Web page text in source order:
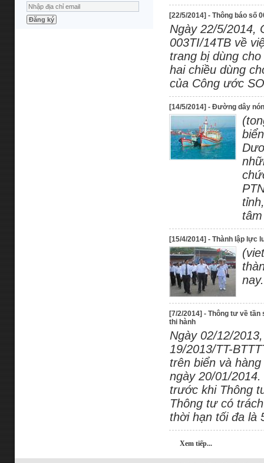
[22/5/2014] - Thông báo số
Ngày 22/5/2014,
003TI/14TB về
trang bị dùng
hai chiều dùng
của Công ước
[14/5/2014] - Đường dây
[15/4/2014] - Thành lập lực
nay.
[7/2/2014] - Thông tư về
thi hành
Ngày 02/12/
19/2013/TT-
trên biển và
ngày 20/01/
trước khi Thông
Thông tư có
thời hạn tối đa là
Xem tiếp...